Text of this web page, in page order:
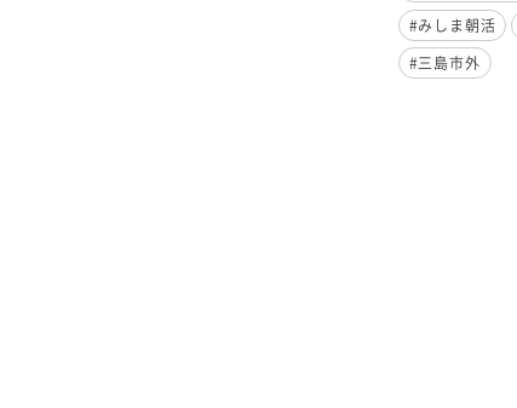
#みしま朝活
#三島市外